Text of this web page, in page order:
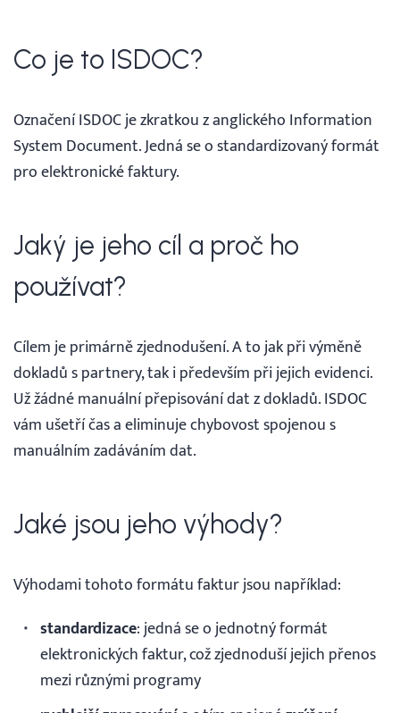
Co je to ISDOC?
Označení ISDOC je zkratkou z anglického Information
System Document. Jedná se o standardizovaný formát
pro elektronické faktury.
Jaký je jeho cíl a proč ho
používat?
Cílem je primárně zjednodušení. A to jak při výměně
dokladů s partnery, tak i především při jejich evidenci.
Už žádné manuální přepisování dat z dokladů. ISDOC
vám ušetří čas a eliminuje chybovost spojenou s
manuálním zadáváním dat.
Jaké jsou jeho výhody?
Výhodami tohoto formátu faktur jsou například:
standardizace: jedná se o jednotný formát
elektronických faktur, což zjednoduší jejich přenos
mezi různými programy